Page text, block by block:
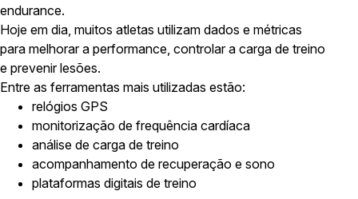
endurance.
Hoje em dia, muitos atletas utilizam dados e métricas
para melhorar a performance, controlar a carga de treino
e prevenir lesões.
Entre as ferramentas mais utilizadas estão:
relógios GPS
monitorização de frequência cardíaca
análise de carga de treino
acompanhamento de recuperação e sono
plataformas digitais de treino